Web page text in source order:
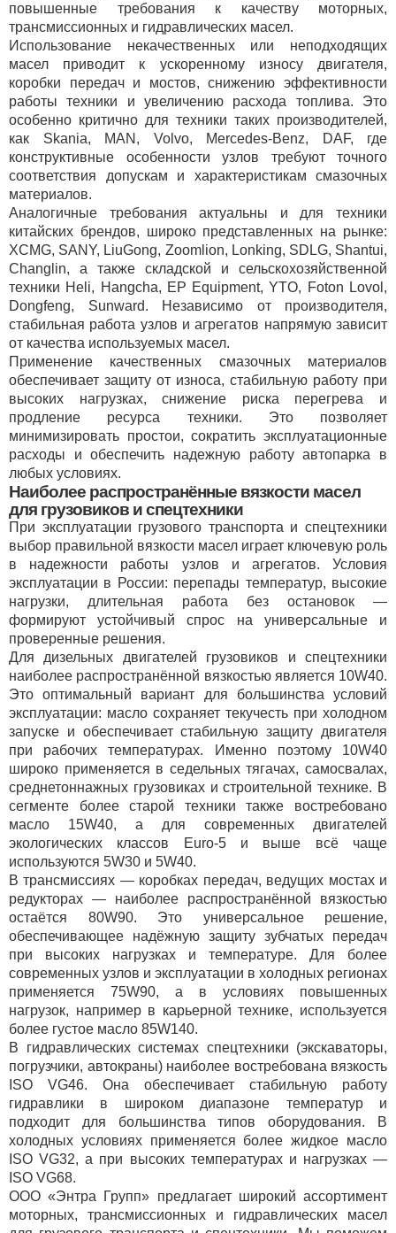
повышенные требования к качеству моторных,
трансмиссионных и гидравлических масел.
Использование некачественных или неподходящих
масел приводит к ускоренному износу двигателя,
коробки передач и мостов, снижению эффективности
работы техники и увеличению расхода топлива. Это
особенно критично для техники таких производителей,
как Skania, MAN, Volvo, Mercedes-Benz, DAF, где
конструктивные особенности узлов требуют точного
соответствия допускам и характеристикам смазочных
материалов.
Аналогичные требования актуальны и для техники
китайских брендов, широко представленных на рынке:
XCMG, SANY, LiuGong, Zoomlion, Lonking, SDLG, Shantui,
Changlin, а также складской и сельскохозяйственной
техники Heli, Hangcha, EP Equipment, YTO, Foton Lovol,
Dongfeng, Sunward. Независимо от производителя,
стабильная работа узлов и агрегатов напрямую зависит
от качества используемых масел.
Применение качественных смазочных материалов
обеспечивает защиту от износа, стабильную работу при
высоких нагрузках, снижение риска перегрева и
продление ресурса техники. Это позволяет
минимизировать простои, сократить эксплуатационные
расходы и обеспечить надежную работу автопарка в
любых условиях.
Наиболее распространённые вязкости масел
для грузовиков и спецтехники
При эксплуатации грузового транспорта и спецтехники
выбор правильной вязкости масел играет ключевую роль
в надежности работы узлов и агрегатов. Условия
эксплуатации в России: перепады температур, высокие
нагрузки, длительная работа без остановок —
формируют устойчивый спрос на универсальные и
проверенные решения.
Для дизельных двигателей грузовиков и спецтехники
наиболее распространённой вязкостью является 10W40.
Это оптимальный вариант для большинства условий
эксплуатации: масло сохраняет текучесть при холодном
запуске и обеспечивает стабильную защиту двигателя
при рабочих температурах. Именно поэтому 10W40
широко применяется в седельных тягачах, самосвалах,
среднетоннажных грузовиках и строительной технике. В
сегменте более старой техники также востребовано
масло 15W40, а для современных двигателей
экологических классов Euro-5 и выше всё чаще
используются 5W30 и 5W40.
В трансмиссиях — коробках передач, ведущих мостах и
редукторах — наиболее распространённой вязкостью
остаётся 80W90. Это универсальное решение,
обеспечивающее надёжную защиту зубчатых передач
при высоких нагрузках и температуре. Для более
современных узлов и эксплуатации в холодных регионах
применяется 75W90, а в условиях повышенных
нагрузок, например в карьерной технике, используется
более густое масло 85W140.
В гидравлических системах спецтехники (экскаваторы,
погрузчики, автокраны) наиболее востребована вязкость
ISO VG46. Она обеспечивает стабильную работу
гидравлики в широком диапазоне температур и
подходит для большинства типов оборудования. В
холодных условиях применяется более жидкое масло
ISO VG32, а при высоких температурах и нагрузках —
ISO VG68.
ООО «Энтра Групп» предлагает широкий ассортимент
моторных, трансмиссионных и гидравлических масел